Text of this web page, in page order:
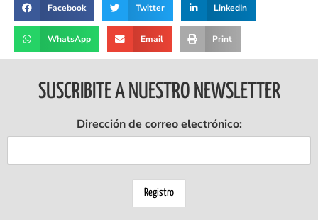
Facebook Twitter LinkedIn
WhatsApp Email Print
SUSCRIBITE A NUESTRO NEWSLETTER
Dirección de correo electrónico: